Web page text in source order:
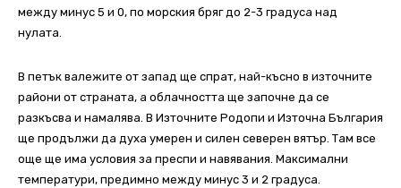
между минус 5 и 0, по морския бряг до 2-3 градуса над
нулата.
В петък валежите от запад ще спрат, най-късно в източните
райони от страната, а облачността ще започне да се
разкъсва и намалява. В Източните Родопи и Източна България
ще продължи да духа умерен и силен северен вятър. Там все
още ще има условия за преспи и навявания. Максимални
температури, предимно между минус 3 и 2 градуса.